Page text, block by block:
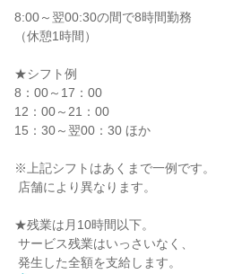
8:00～翌00:30の間で8時間勤務
（休憩1時間）
★シフト例
8：00～17：00
12：00～21：00
15：30～翌00：30 ほか
※上記シフトはあくまで一例です。
★残業は月10時間以下。
発生した全額を支給します。